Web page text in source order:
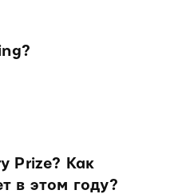
Prize? Как
в этом году?